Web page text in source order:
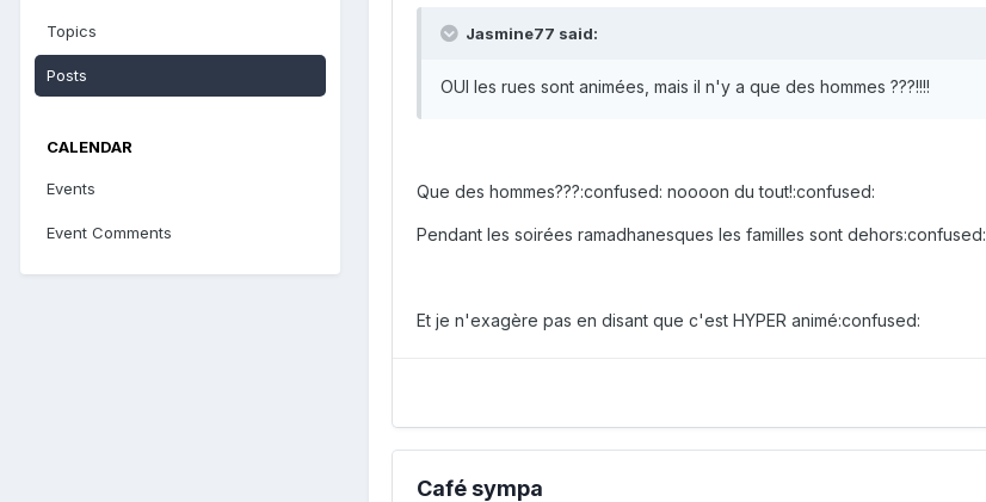
Topics
Posts
CALENDAR
Events
Event Comments
Jasmine77 said:
OUI les rues sont animées, mais il n'y a que des hommes ???!!!!
Que des hommes???:confused: noooon du tout!:confused:
Pendant les soirées ramadhanesques les familles sont dehors:confused:
Et je n'exagère pas en disant que c'est HYPER animé:confused:
Café sympa